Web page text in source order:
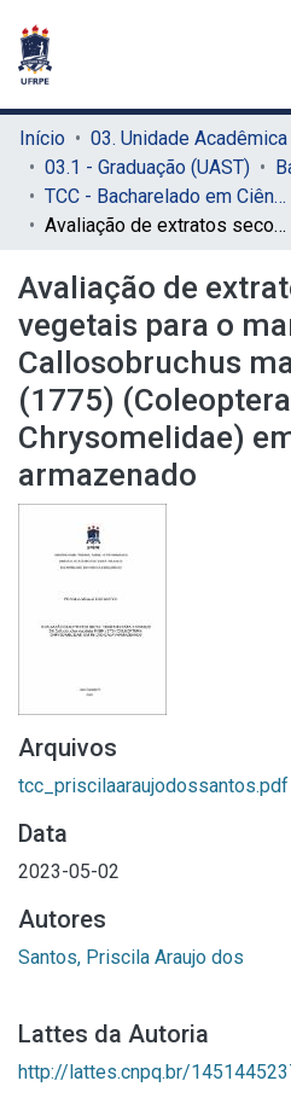
Início
03.1 - Graduação (UAST)
TCC - Bacharelado em Ciências Biológicas (UAST)
Avaliação de extratos secos vegetais para o manejo de Callosobruchus maculatus fabr. (1775) (Coleoptera: Chrysomelidae) em feijão-caupi armazenado
Avaliação de
vegetais para o
Callosobruchus
(1775)
Chrysomelidae)
armazenado
Arquivos
tcc_priscilaaraujodossantos.pdf
Data
2023-05-02
Autores
Santos, Priscila Araujo dos
Lattes da Autoria
http://lattes.cnpq.br/